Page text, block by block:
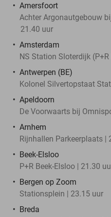
Amersfoort
Achter Argonautgebouw
21.40 uur
Amsterdam
NS Station Sloterdijk
Antwerpen (BE)
Kolonel Silvertopstaat
Apeldoorn
De Voorwaarts bij
Arnhem
Rijnhallen Parkeerplaats |
Beek-Elsloo
P+R Beek-Elsloo | 21.30
Bergen op Zoom
Stationsplein | 23.15 uur
Breda